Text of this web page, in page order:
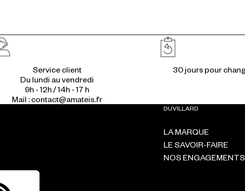
Réassurances
Service client
Du lundi au vendredi
9h - 12h / 14h - 17 h
Mail : contact@amateis.fr
DUVILLARD
LA MARQUE
LE SAVOIR-FAIRE
NOS ENGAGEMENTS